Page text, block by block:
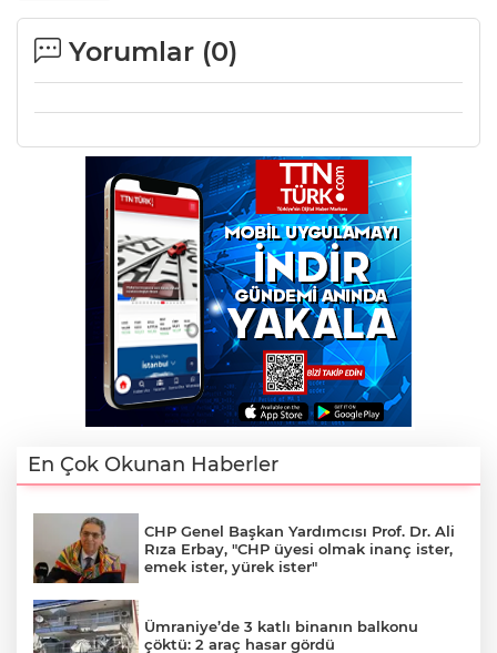
Yorumlar (0)
En Çok Okunan Haberler
CHP Genel Başkan Yardımcısı Prof. Dr. Ali
Rıza Erbay, "CHP üyesi olmak inanç ister,
emek ister, yürek ister"
Ümraniye’de 3 katlı binanın balkonu
çöktü: 2 araç hasar gördü